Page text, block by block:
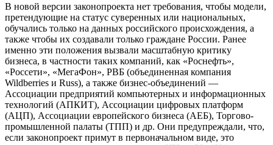
В новой версии законопроекта нет требования, чтобы модели,
претендующие на статус суверенных или национальных,
обучались только на данных российского происхождения, а
также чтобы их создавали только граждане России. Ранее
именно эти положения вызвали масштабную критику
бизнеса, в частности таких компаний, как «Роснефть»,
«Россети», «МегаФон», РВБ (объединенная компания
Wildberries и Russ), а также бизнес-объединений —
Ассоциации предприятий компьютерных и информационных
технологий (АПКИТ), Ассоциации цифровых платформ
(АЦП), Ассоциации европейского бизнеса (АЕБ), Торгово-
промышленной палаты (ТПП) и др. Они предупреждали, что,
если законопроект примут в первоначальном виде, это